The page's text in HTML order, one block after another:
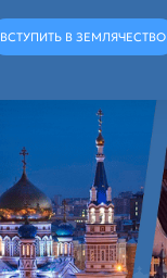
ВСТУПИТЬ В ЗЕМЛЯЧЕСТВО